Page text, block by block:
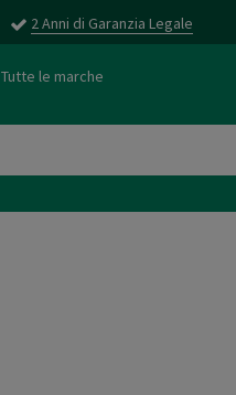
2 Anni di Garanzia Legale
Tutte le marche